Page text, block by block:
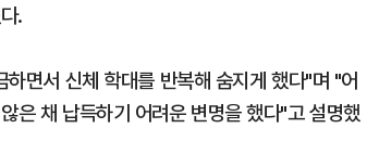
.
면서 신체 학대를 반복해 숨지게 했다"며 "어
은 채 납득하기 어려운 변명을 했다"고 설명했